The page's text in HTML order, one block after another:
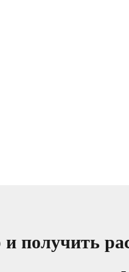
получить